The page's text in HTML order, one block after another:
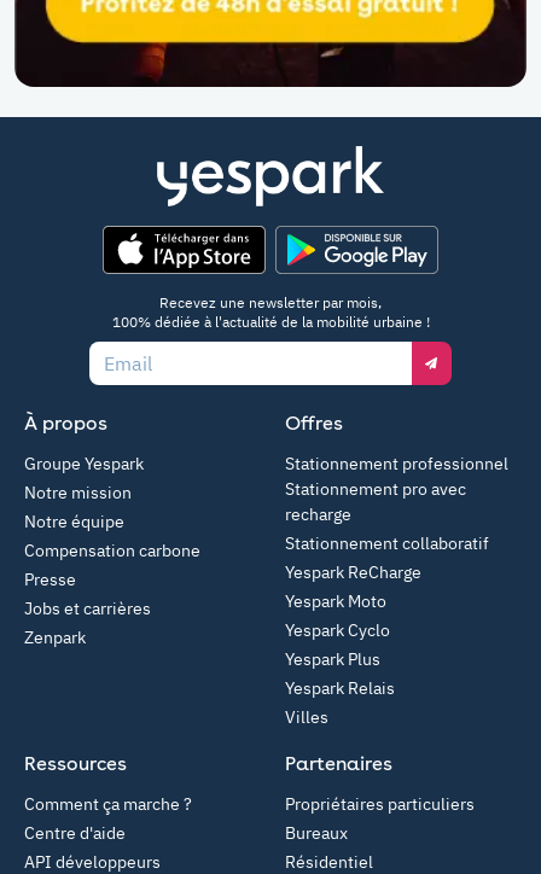
Recevez une newsletter par mois,
100% dédiée à l'actualité de la mobilité urbaine !
À propos
Groupe Yespark
Notre mission
Notre équipe
Compensation carbone
Presse
Jobs et carrières
Zenpark
Offres
Stationnement professionnel
Stationnement pro avec
recharge
Stationnement collaboratif
Yespark ReCharge
Yespark Moto
Yespark Cyclo
Yespark Plus
Yespark Relais
Villes
Partenaires
Propriétaires particuliers
Bureaux
Résidentiel
Ressources
Comment ça marche ?
Centre d'aide
API développeurs